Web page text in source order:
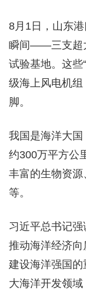
8月1日，山东
瞬间——三支超
试验基地。这些
级海上风电机
脚。
我国是海洋大
约300万平方公
丰富的生物资
等。
习近平总书记
推动海洋经济
建设海洋强国
大海洋开发领域